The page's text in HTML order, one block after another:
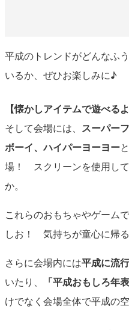
平成のトレンドがどんなふ
いるか、ぜひお楽しみに♪
【懐かしアイテムで遊べるよ
そして会場には、 スーパー
ボーイ、ハイパーヨーヨー
場！ スクリーンを使用し
か。
これらのおもちゃやゲーム
しお！ 気持ちが童心に帰る
さらに会場内には平成に流
いたり、
「平成おもしろ年
けでなく会場全体で平成の